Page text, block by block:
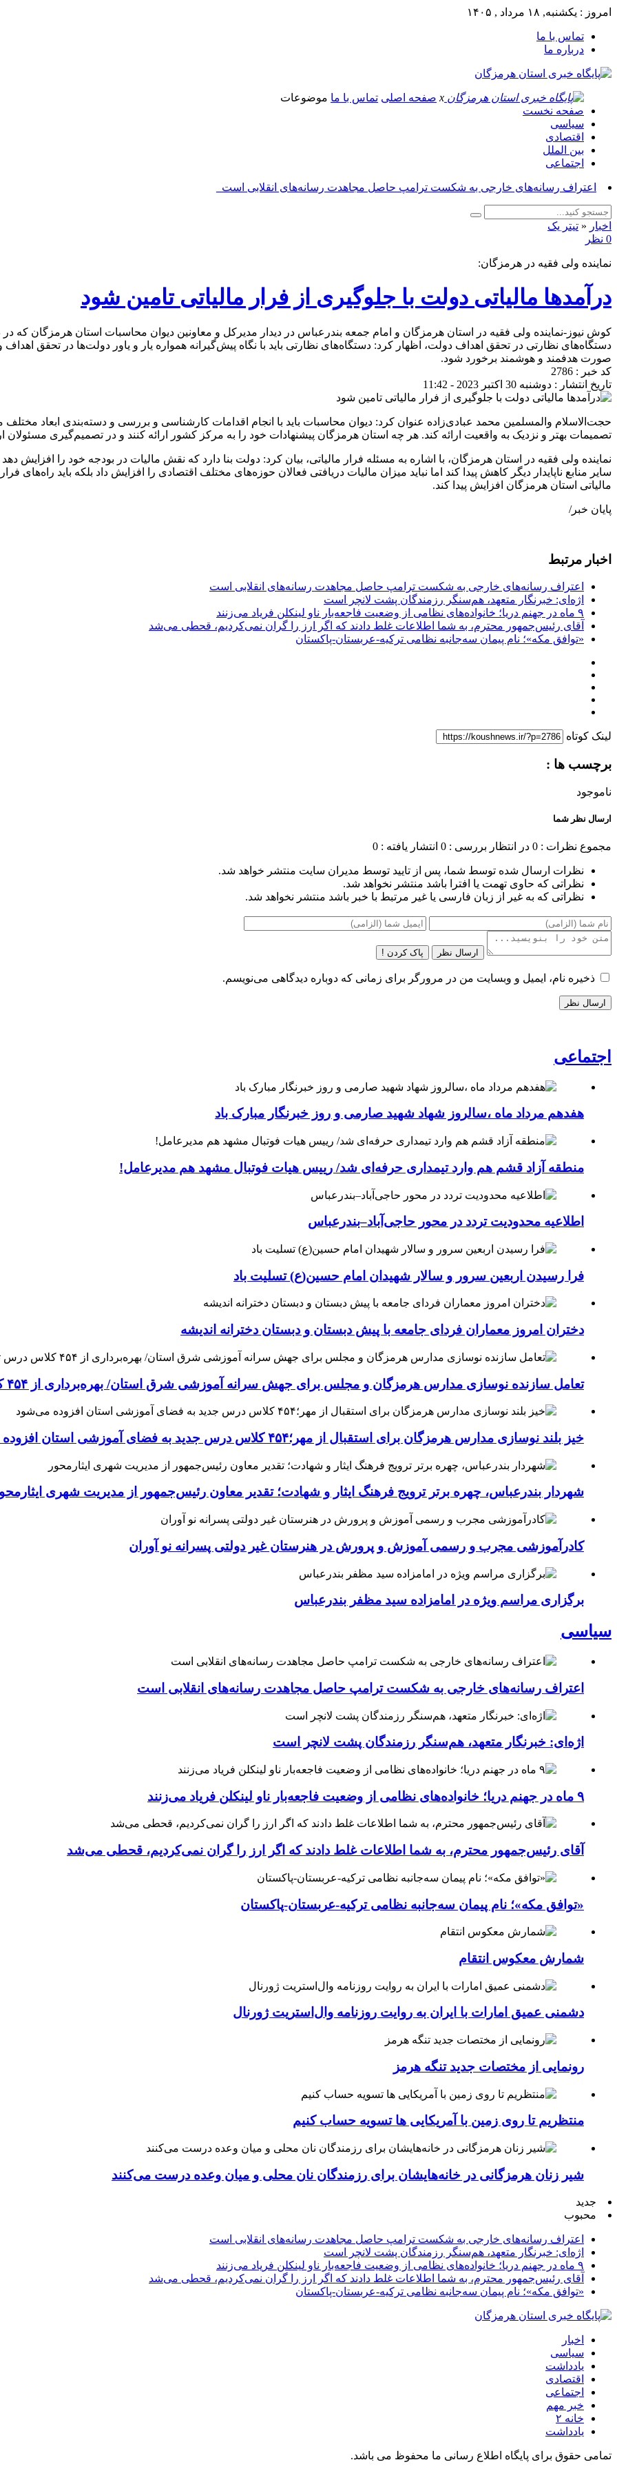
امروز : یکشنبه, ۱۸ مرداد , ۱۴۰۵
تماس با ما
درباره ما
x صفحه اصلی تماس با ما موضوعات
صفحه نخست
سیاسی
اقتصادی
بین الملل
اجتماعی
اعتراف رسانه‌های خارجی به شکست ترامپ حاصل مجاهدت رسانه‌های انقلابی است_
اخبار « تیتر یک
0 نظر
نماینده ولی فقیه در هرمزگان:
درآمدها مالیاتی دولت با جلوگیری از فرار مالیاتی تامین شود
کوش نیوز-نماینده ولی فقیه در استان هرمزگان و امام جمعه بندرعباس در دیدار مدیرکل و معاونین دیوان محاسبات استان هرمزگان که
دستگاه‌های نظارتی در تحقق اهداف دولت، اظهار کرد: دستگاه‌های نظارتی باید با نگاه پیش‌گیرانه همواره یار و یاور دولت‌ها در تحقق
صورت هدفمند و هوشمند برخورد شود.
کد خبر : 2786
تاریخ انتشار : دوشنبه 30 اکتبر 2023 - 11:42
حجت‌الاسلام والمسلمین محمد عبادی‌زاده عنوان کرد: دیوان محاسبات باید با انجام اقدامات کارشناسی و بررسی و دسته‌بندی ابعاد
تصمیمات بهتر و نزدیک به واقعیت ارائه کند. هر چه استان هرمزگان پیشنهادات خود را به مرکز کشور ارائه کنند و در تصمیم‌گیری
نماینده ولی فقیه در استان هرمزگان، با اشاره به مسئله فرار مالیاتی، بیان کرد: دولت بنا دارد که نقش مالیات در بودجه خود را
سایر منابع ناپایدار دیگر کاهش پیدا کند اما نباید میزان مالیات دریافتی فعالان حوزه‌های مختلف اقتصادی را افزایش داد بلکه باید
مالیاتی استان هرمزگان افزایش پیدا کند.
پایان خبر/
اخبار مرتبط
اعتراف رسانه‌های خارجی به شکست ترامپ حاصل مجاهدت رسانه‌های انقلابی است
اژه‌ای: خبرنگار متعهد، هم‌سنگر رزمندگان پشت لانچر است
۹ ماه در جهنم دریا؛ خانواده‌های نظامی از وضعیت فاجعه‌بار ناو لینکلن فریاد می‌زنند
آقای رئیس‌جمهور محترم، به شما اطلاعات غلط دادند که اگر ارز را گران نمی‌کردیم، قحطی می‌شد
«توافق مکه»؛ نام پیمان سه‌جانبه نظامی ترکیه-عربستان-پاکستان
لینک کوتاه
برچسب ها :
ناموجود
ارسال نظر شما
مجموع نظرات : 0 در انتظار بررسی : 0 انتشار یافته : 0
نظرات ارسال شده توسط شما، پس از تایید توسط مدیران سایت منتشر خواهد شد.
نظراتی که حاوی تهمت یا افترا باشد منتشر نخواهد شد.
نظراتی که به غیر از زبان فارسی یا غیر مرتبط با خبر باشد منتشر نخواهد شد.
ارسال نظر پاک کردن !
ذخیره نام، ایمیل و وبسایت من در مرورگر برای زمانی که دوباره دیدگاهی می‌نویسم.
اجتماعی
هفدهم مرداد ماه ،سالروز شهاد شهید صارمی و روز خبرنگار مبارک باد
منطقه آزاد قشم هم وارد تیمداری حرفه‌ای شد/ رییس هیات فوتبال مشهد هم مدیرعامل!
اطلاعیه محدودیت تردد در محور حاجی‌آباد–بندرعباس
فرا رسیدن اربعین سرور و سالار شهیدان امام حسین(ع) تسلیت باد
دختران امروز معماران فردای جامعه با پیش دبستان و دبستان دخترانه اندیشه
تعامل سازنده نوسازی مدارس هرمزگان و مجلس برای جهش سرانه آموزشی شرق استان/ بهره‌برداری از ۴۵۴ کلاس درس تا مهرماه
خیز بلند نوسازی مدارس هرمزگان برای استقبال از مهر؛۴۵۴ کلاس درس جدید به فضای آموزشی استان افزوده می‌شود
شهردار بندرعباس، چهره برتر ترویج فرهنگ ایثار و شهادت؛ تقدیر معاون رئیس‌جمهور از مدیریت شهری
کادرآموزشی مجرب و رسمی آموزش و پرورش در هنرستان غیر دولتی پسرانه نو آوران
برگزاری مراسم ویژه در امامزاده سید مظفر بندرعباس
سیاسی
اعتراف رسانه‌های خارجی به شکست ترامپ حاصل مجاهدت رسانه‌های انقلابی است
اژه‌ای: خبرنگار متعهد، هم‌سنگر رزمندگان پشت لانچر است
۹ ماه در جهنم دریا؛ خانواده‌های نظامی از وضعیت فاجعه‌بار ناو لینکلن فریاد می‌زنند
آقای رئیس‌جمهور محترم، به شما اطلاعات غلط دادند که اگر ارز را گران نمی‌کردیم، قحطی می‌شد
«توافق مکه»؛ نام پیمان سه‌جانبه نظامی ترکیه-عربستان-پاکستان
شمارش معکوس انتقام
دشمنی عمیق امارات با ایران به روایت روزنامه وال‌استریت ژورنال
رونمایی از مختصات جدید تنگه هرمز
منتظریم تا روی زمین با آمریکایی ها تسویه حساب کنیم
شیر زنان هرمزگانی در خانه‌هایشان برای رزمندگان نان محلی و میان وعده درست می‌کنند
جدید
محبوب
اعتراف رسانه‌های خارجی به شکست ترامپ حاصل مجاهدت رسانه‌های انقلابی است
اژه‌ای: خبرنگار متعهد، هم‌سنگر رزمندگان پشت لانچر است
۹ ماه در جهنم دریا؛ خانواده‌های نظامی از وضعیت فاجعه‌بار ناو لینکلن فریاد می‌زنند
آقای رئیس‌جمهور محترم، به شما اطلاعات غلط دادند که اگر ارز را گران نمی‌کردیم، قحطی می‌شد
«توافق مکه»؛ نام پیمان سه‌جانبه نظامی ترکیه-عربستان-پاکستان
اخبار
سیاسی
یادداشت
اقتصادی
اجتماعی
خبر مهم
خانه ۲
یادداشت
تمامی حقوق برای پایگاه اطلاع رسانی ما محفوظ می باشد.